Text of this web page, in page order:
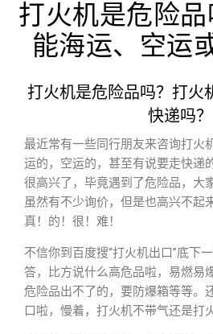
打火机是危险
能海运、空运
打火机是危险品吗？打火
快递吗？
最近常有一些同行朋友来咨询打火
运的，空运的，甚至有说要走快递
很高兴了，毕竟遇到了危险品，大
虽然有不少询价，但是也高兴不起
真！的！很！难！
不信你到百度搜“打火机出口”底下
答，比方说什么高危品啦，易燃易
危险品出不了的，要防爆箱等等。
口啦，慢着，打火机不带气还是打